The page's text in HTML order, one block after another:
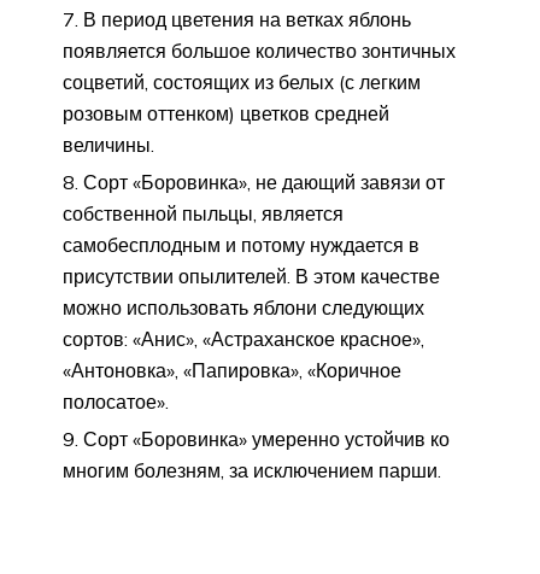
В период цветения на ветках яблонь
появляется большое количество зонтичных
соцветий, состоящих из белых (с легким
розовым оттенком) цветков средней
величины.
Сорт «Боровинка», не дающий завязи от
собственной пыльцы, является
самобесплодным и потому нуждается в
присутствии опылителей. В этом качестве
можно использовать яблони следующих
сортов: «Анис», «Астраханское красное»,
«Антоновка», «Папировка», «Коричное
полосатое».
Сорт «Боровинка» умеренно устойчив ко
многим болезням, за исключением парши.